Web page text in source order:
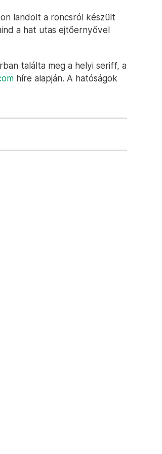
landolt a roncsról készült
a hat utas ejtőernyővel
találta meg a helyi seriff, a
híre alapján. A hatóságok